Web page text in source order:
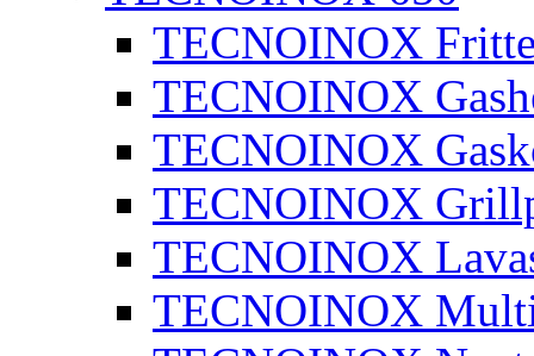
TECNOINOX
TECNOINOX
TECNOINOX
TECNOINOX
TECNOINOX
TECNOINOX